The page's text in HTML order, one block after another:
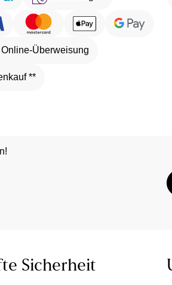
Online-Überweisung
**
Sicherheit